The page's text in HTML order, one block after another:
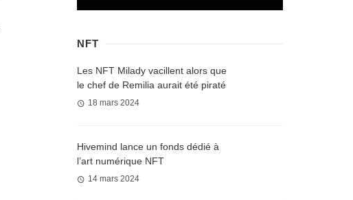
NFT
Les NFT Milady vacillent alors que
le chef de Remilia aurait été piraté
18 mars 2024
Hivemind lance un fonds dédié à
l’art numérique NFT
14 mars 2024